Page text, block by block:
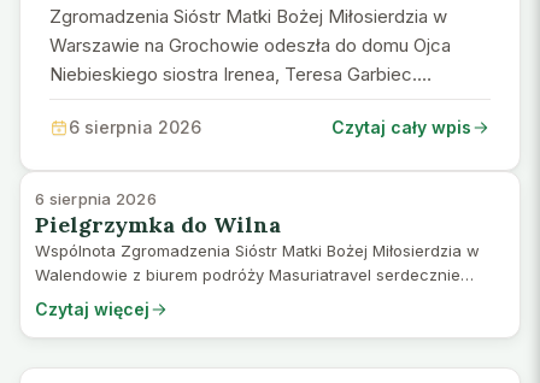
Zgromadzenia Sióstr Matki Bożej Miłosierdzia w
Warszawie na Grochowie odeszła do domu Ojca
Niebieskiego siostra Irenea, Teresa Garbiec.
Przyszyła na świat 14 kw…
6 sierpnia 2026 Czytaj cały wpis
6 sierpnia 2026
Pielgrzymka do Wilna
Wspólnota Zgromadzenia Sióstr Matki Bożej Miłosierdzia w
Walendowie z biurem podróży Masuriatravel serdecznie
zapraszają do udziału w cyklu pielgrzymek śladami
Miłosierdzia Bożego i św. Siostry Fausty…
Czytaj więcej